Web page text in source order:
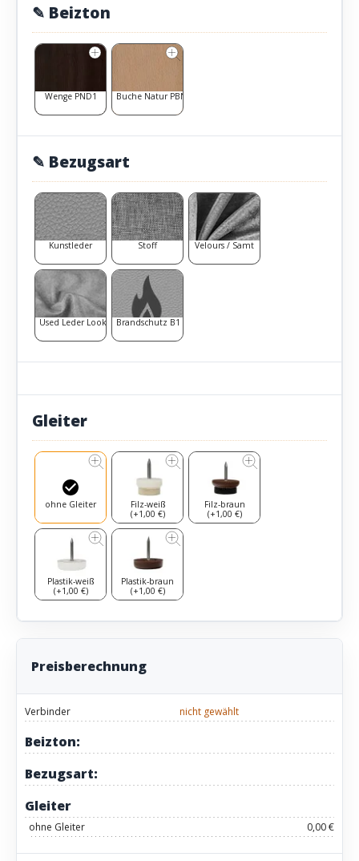
✎ Beizton
Wenge PND1 Buche Natur PBN1
✎ Bezugsart
Kunstleder Stoff Velours / Samt
Used Leder Look Brandschutz B1
Gleiter
ohne Gleiter
Filz-weiß
(+1,00 €)
Filz-braun
(+1,00 €)
Plastik-weiß
(+1,00 €)
Plastik-braun
(+1,00 €)
Preisberechnung
Verbinder nicht gewählt
Beizton:
Bezugsart:
Gleiter
ohne Gleiter 0,00 €